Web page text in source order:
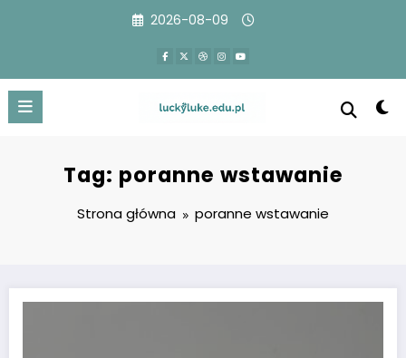
2026-08-09
Tag: poranne wstawanie
Strona główna poranne wstawanie